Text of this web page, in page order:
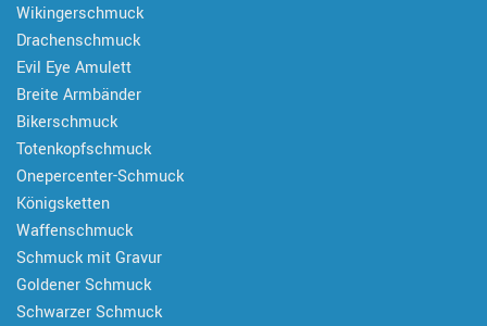
Wikingerschmuck
Drachenschmuck
Evil Eye Amulett
Breite Armbänder
Bikerschmuck
Totenkopfschmuck
Onepercenter-Schmuck
Königsketten
Waffenschmuck
Schmuck mit Gravur
Goldener Schmuck
Schwarzer Schmuck